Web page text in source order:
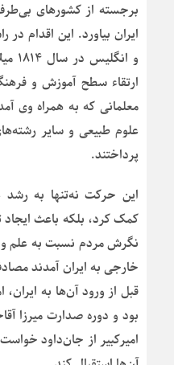
برجسته از کشورهای
ایران بیاورد. این اقدام
و
ارتقاء سطح آموزش و
معلمانی که به همراه وی
علوم طبیعی و سایر
پرداختند.
این حرکت نه‌تنها به رشد
کمک کرد، بلکه باعث ایجاد
نگرش مردم نسبت به علم
خارجی به ایران آمدند
قبل از ورود آن‌ها به
بود و دوره صدارت میرزا
امیرکبیر از جان‌داود